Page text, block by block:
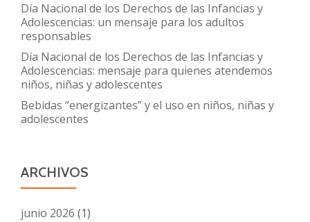
Día Nacional de los Derechos de las Infancias y
Adolescencias: un mensaje para los adultos
responsables
Día Nacional de los Derechos de las Infancias y
Adolescencias: mensaje para quienes atendemos
niños, niñas y adolescentes
Bebidas “energizantes” y el uso en niños, niñas y
adolescentes
ARCHIVOS
junio 2026 (1)